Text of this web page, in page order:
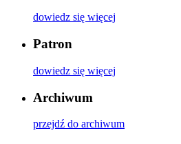
dowiedz się więcej
Patron
dowiedz się więcej
Archiwum
przejdź do archiwum